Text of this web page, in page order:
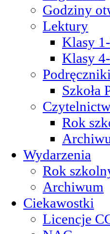
Godziny
Lektury
Klasy
Klasy
Podręczniki
Szkoła
Rok
Wydarzenia
Rok
Archiwum
Ciekawostki
Licencje